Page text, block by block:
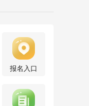
报名入口